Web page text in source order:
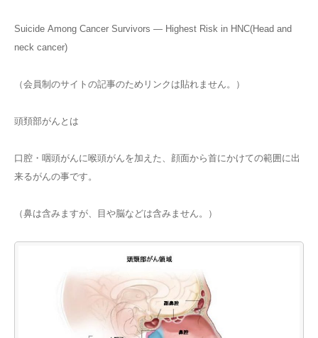
Suicide Among Cancer Survivors — Highest Risk in HNC(Head and
neck cancer)
（会員制のサイトの記事のためリンクは貼れません。）
頭頚部がんとは
口腔・咽頭がんに喉頭がんを加えた、顔面から首にかけての範囲に出
来るがんの事です。
（鼻は含みますが、目や脳などは含みません。）